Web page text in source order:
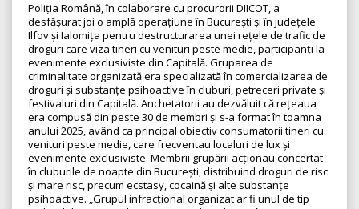
Poliția Română, în colaborare cu procurorii DIICOT, a
desfășurat joi o amplă operațiune în București și în județele
Ilfov și Ialomița pentru destructurarea unei rețele de trafic de
droguri care viza tineri cu venituri peste medie, participanți la
evenimente exclusiviste din Capitală. Gruparea de
criminalitate organizată era specializată în comercializarea de
droguri și substanțe psihoactive în cluburi, petreceri private și
festivaluri din Capitală. Anchetatorii au dezvăluit că rețeaua
era compusă din peste 30 de membri și s-a format în toamna
anului 2025, având ca principal obiectiv consumatorii tineri cu
venituri peste medie, care frecventau localuri de lux și
evenimente exclusiviste. Membrii grupării acționau concertat
în cluburile de noapte din București, distribuind droguri de risc
și mare risc, precum ecstasy, cocaină și alte substanțe
psihoactive. „Grupul infracțional organizat ar fi unul de tip